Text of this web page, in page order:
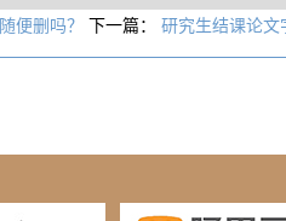
便删吗？ 下一篇： 研究生结课论文